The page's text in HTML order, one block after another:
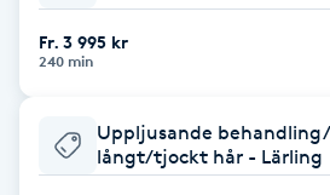
Coachning
Color correction
Fr. 3 995 kr
240 min
Uppljusande
långt/tjockt hår - Lärling